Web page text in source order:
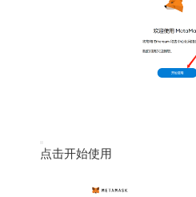
点击开始使用